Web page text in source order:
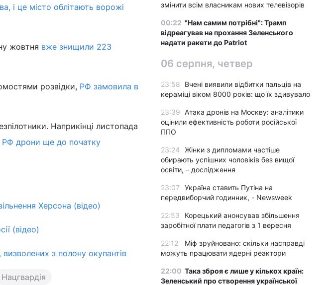
і це місто облітають ворожі
жовтня вже знищили 223
розвідки, РФ замовила в
Наприкінці листопада
РФ дрони ще до початку
Херсона (відео)
(відео)
визволених з полону окупантів
Нацгвардія
змінити всім власникам нових телевізорів
00:22 "Нам самим потрібні": Трамп
відреагував на прохання Зеленського
надати ракети до Patriot
06 серпня, четвер
23:58
Вчені виявили відбитки пальців на
кераміці віком 8000 років: що їх здивувало
23:39
Атака дронів на Москву: аналітики
оцінили ефективність роботи російської
ППО
23:24
Жінки з дипломами частіше
обирають успішних чоловіків без вищої
освіти, – дослідження
23:07
Україна ставить Путіна на
передвиборчий годинник, - Newsweek
22:53
Корецький анонсував збільшення
заробітної плати педагогів з 1 вересня
22:12
Міф зруйновано: скільки насправді
можуть працювати ядерні реактори
22:00 Така зброя є лише у кількох країн:
Зеленський про створення української